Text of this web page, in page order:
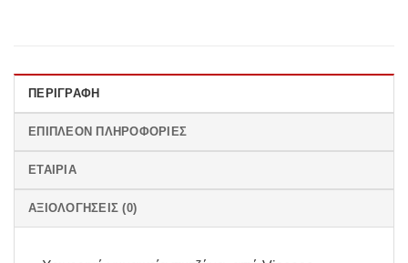
ΠΕΡΙΓΡΑΦΉ
ΕΠΙΠΛΈΟΝ ΠΛΗΡΟΦΟΡΊΕΣ
ΕΤΑΙΡΊΑ
ΑΞΙΟΛΟΓΉΣΕΙΣ (0)